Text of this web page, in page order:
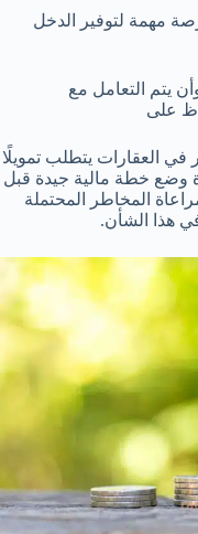
مهمة لتوفير الدخل
يتم التعامل مع
على
في العقارات يتطلب تمويلًا
وضع خطة مالية جيدة قبل
المخاطر المحتملة
هذا الشأن.